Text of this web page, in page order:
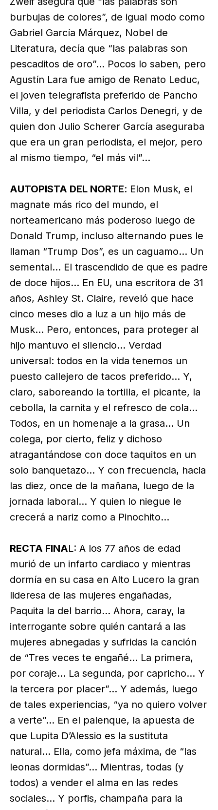
burbujas de colores”, de igual modo como
Gabriel García Márquez, Nobel de
Literatura, decía que “las palabras son
pescaditos de oro”… Pocos lo saben, pero
Agustín Lara fue amigo de Renato Leduc,
el joven telegrafista preferido de Pancho
Villa, y del periodista Carlos Denegri, y de
quien don Julio Scherer García aseguraba
que era un gran periodista, el mejor, pero
al mismo tiempo, “el más vil”…
AUTOPISTA DEL NORTE: Elon Musk, el
magnate más rico del mundo, el
norteamericano más poderoso luego de
Donald Trump, incluso alternando pues le
llaman “Trump Dos”, es un caguamo… Un
semental… El trascendido de que es padre
de doce hijos… En EU, una escritora de 31
años, Ashley St. Claire, reveló que hace
cinco meses dio a luz a un hijo más de
Musk… Pero, entonces, para proteger al
hijo mantuvo el silencio… Verdad
universal: todos en la vida tenemos un
puesto callejero de tacos preferido… Y,
claro, saboreando la tortilla, el picante, la
cebolla, la carnita y el refresco de cola…
Todos, en un homenaje a la grasa… Un
colega, por cierto, feliz y dichoso
atragantándose con doce taquitos en un
solo banquetazo… Y con frecuencia, hacia
las diez, once de la mañana, luego de la
jornada laboral… Y quien lo niegue le
crecerá a nariz como a Pinochito…
RECTA FINAL: A los 77 años de edad
murió de un infarto cardiaco y mientras
dormía en su casa en Alto Lucero la gran
lideresa de las mujeres engañadas,
Paquita la del barrio… Ahora, caray, la
interrogante sobre quién cantará a las
mujeres abnegadas y sufridas la canción
de “Tres veces te engañé… La primera,
por coraje… La segunda, por capricho… Y
la tercera por placer”… Y además, luego
de tales experiencias, “ya no quiero volver
a verte”… En el palenque, la apuesta de
que Lupita D’Alessio es la sustituta
natural… Ella, como jefa máxima, de “las
leonas dormidas”… Mientras, todas (y
todos) a vender el alma en las redes
sociales… Y porfis, champaña para la